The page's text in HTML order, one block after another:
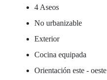
4 Aseos
No urbanizable
Exterior
Cocina equipada
Orientación este - oeste